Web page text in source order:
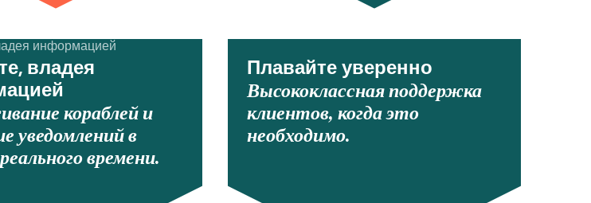
владея
кораблей и
уведомлений в
времени.
Плавайте уверенно
Высококлассная поддержка
клиентов, когда это
необходимо.